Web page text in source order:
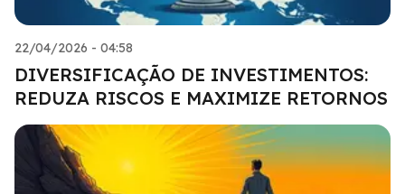
22/04/2026 - 04:58
DIVERSIFICAÇÃO DE INVESTIMENTOS:
REDUZA RISCOS E MAXIMIZE RETORNOS